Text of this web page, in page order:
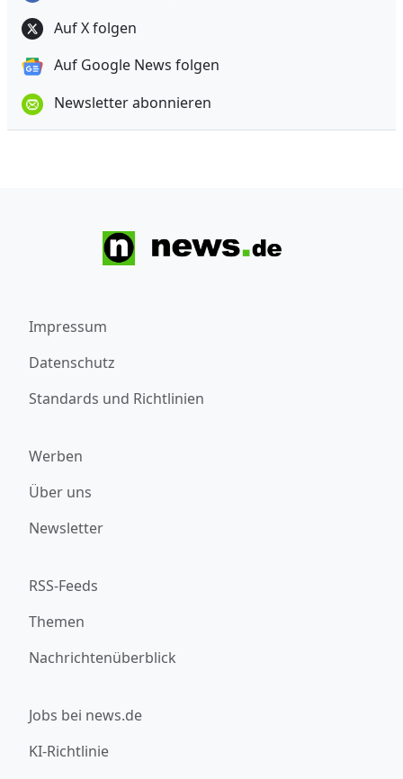
Auf X folgen
Auf Google News folgen
Newsletter abonnieren
Impressum
Datenschutz
Standards und Richtlinien
Werben
Über uns
Newsletter
RSS-Feeds
Themen
Nachrichtenüberblick
Jobs bei news.de
KI-Richtlinie